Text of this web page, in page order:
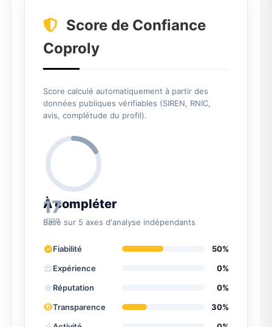
Score de Confiance
Coproly
Score calculé automatiquement à partir des
données publiques vérifiables (SIREN, RNIC,
avis, complétude du profil).
17
/100
À compléter
Basé sur 5 axes d'analyse indépendants
Fiabilité
50%
Expérience
0%
Réputation
0%
Transparence
30%